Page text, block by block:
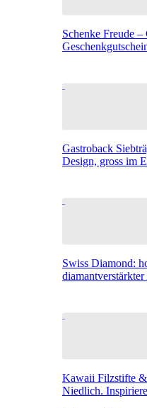
Schenke Freude
Gastroback
Design, gross im
Swiss Diamond:
Kawaii Filzstifte &
Niedlich.